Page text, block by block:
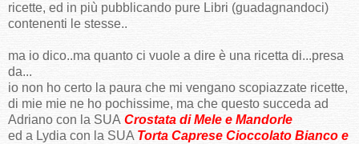
ricette, ed in più pubblicando pure Libri (guadagnandoci)
contenenti le stesse..
ma io dico..ma quanto ci vuole a dire è una ricetta di...presa
da...
io non ho certo la paura che mi vengano scopiazzate ricette,
di mie mie ne ho pochissime, ma che questo succeda ad
Adriano con la SUA Crostata di Mele e Mandorle
ed a Lydia con la SUA Torta Caprese Cioccolato Bianco e